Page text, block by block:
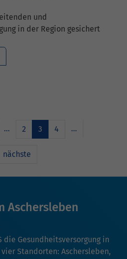
und
in der Region gesichert
… 2 3 4 …
nächste
Aschersleben
die Gesundheitsversorgung in
Standorten: Aschersleben,